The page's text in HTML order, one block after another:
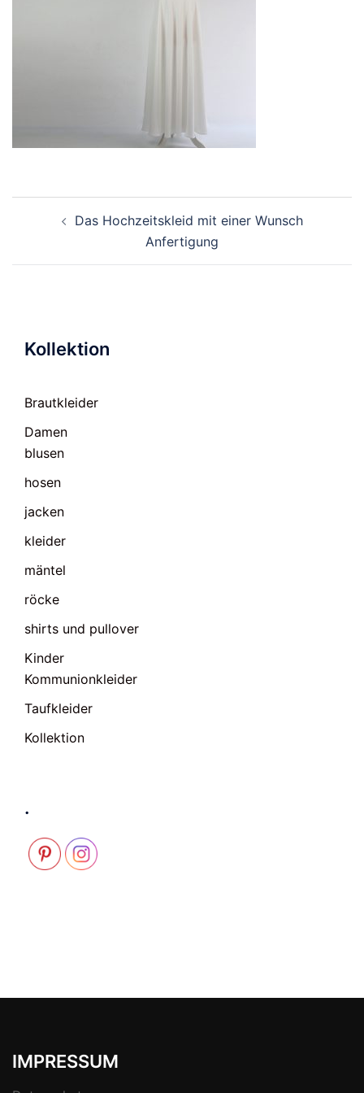
Das Hochzeitskleid mit einer Wunsch
Anfertigung
Kollektion
Brautkleider
Damen
blusen
hosen
jacken
kleider
mäntel
röcke
shirts und pullover
Kinder
Kommunionkleider
Taufkleider
Kollektion
.
IMPRESSUM